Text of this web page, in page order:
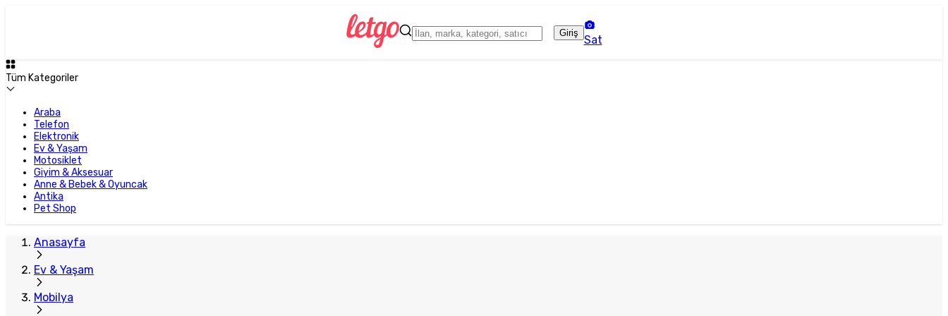
Giriş
Sat
Tüm Kategoriler
Araba
Telefon
Elektronik
Ev & Yaşam
Motosiklet
Giyim & Aksesuar
Anne & Bebek & Oyuncak
Antika
Pet Shop
Anasayfa
Ev & Yaşam
Mobilya